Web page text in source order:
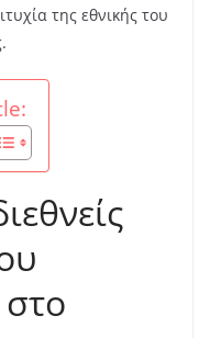
της εθνικής του